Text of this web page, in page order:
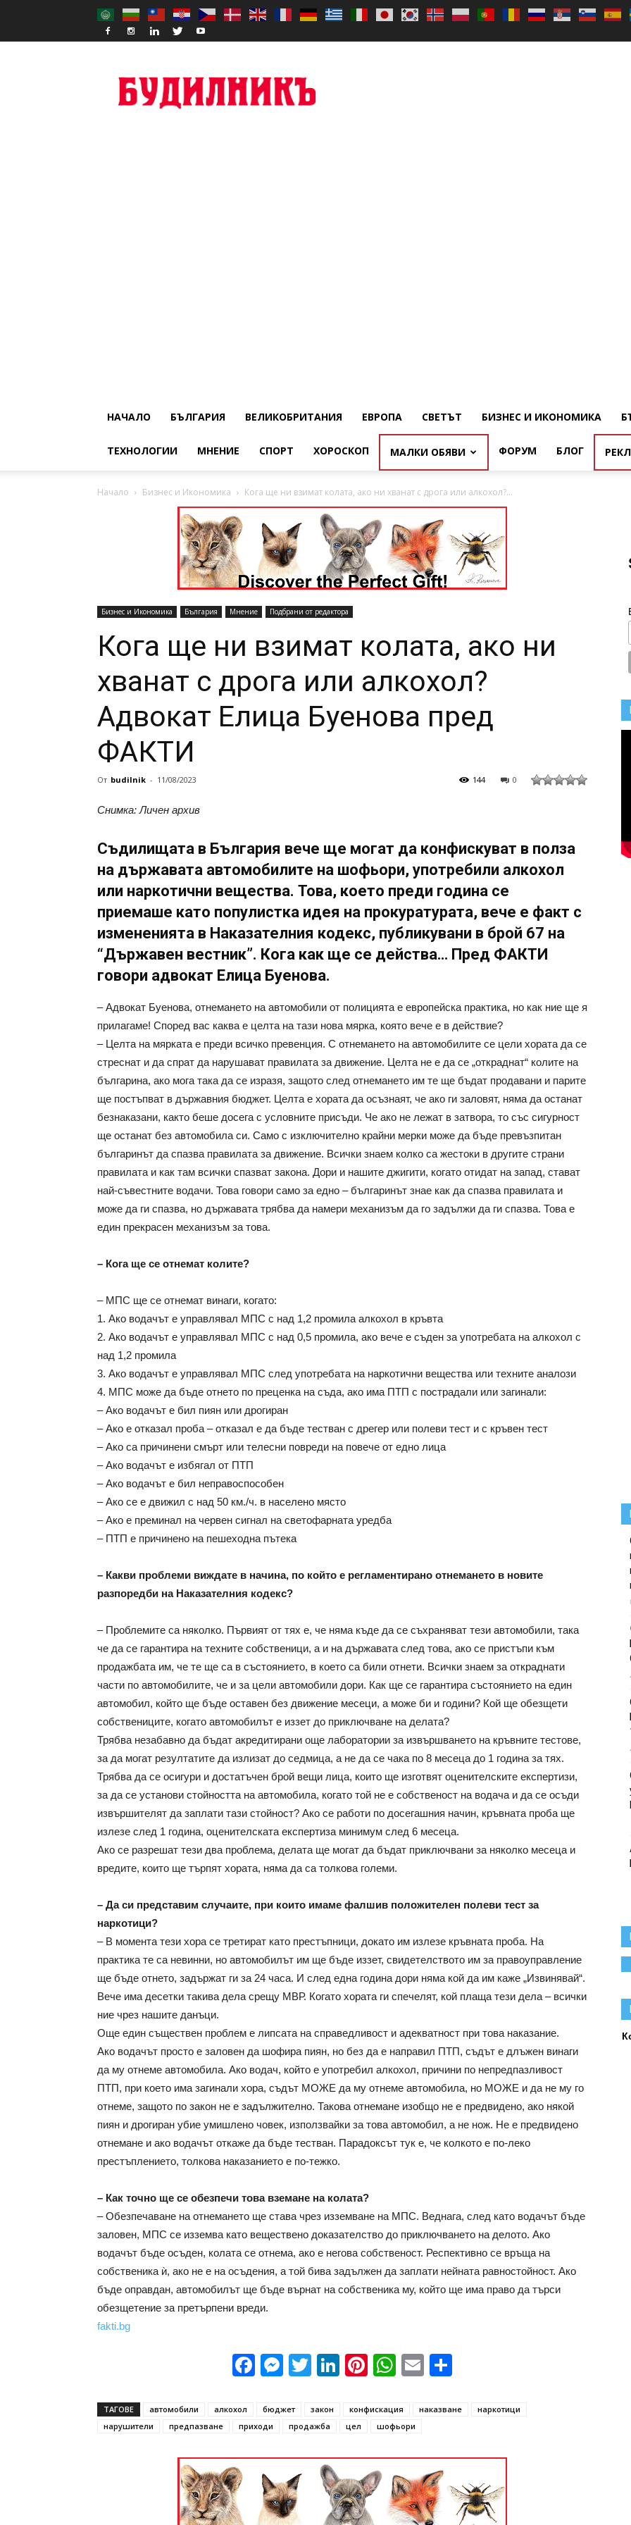
НАЧАЛО БЪЛГАРИЯ ВЕЛИКОБРИТАНИЯ ЕВРОПА СВЕТЪТ БИЗНЕС И ИКОНОМИКА
ТЕХНОЛОГИИ МНЕНИЕ СПОРТ ХОРОСКОП МАЛКИ ОБЯВИ ФОРУМ БЛОГ
Начало Бизнес и Икономика Кога ще ни взимат колата, ако ни хванат с дрога или алкохол?...
Бизнес и Икономика България Мнение Подбрани от редактора
Кога ще ни взимат колата, ако ни
хванат с дрога или алкохол?
Адвокат Елица Буенова пред
ФАКТИ
От budilnik - 11/08/2023 0
144
Снимка: Личен архив
Съдилищата в България вече ще могат да конфискуват в полза
на държавата автомобилите на шофьори, употребили алкохол
или наркотични вещества. Това, което преди година се
приемаше като популистка идея на прокуратурата, вече е факт с
измененията в Наказателния кодекс, публикувани в брой 67 на
“Държавен вестник”. Кога как ще се действа… Пред ФАКТИ
говори адвокат Елица Буенова.
– Адвокат Буенова, отнемането на автомобили от полицията е европейска практика, но как ние ще я
прилагаме! Според вас каква е целта на тази нова мярка, която вече е в действие?
– Целта на мярката е преди всичко превенция. С отнемането на автомобилите се цели хората да се
стреснат и да спрат да нарушават правилата за движение. Целта не е да се „откраднат“ колите на
българина, ако мога така да се изразя, защото след отнемането им те ще бъдат продавани и парите
ще постъпват в държавния бюджет. Целта е хората да осъзнаят, че ако ги заловят, няма да останат
безнаказани, както беше досега с условните присъди. Че ако не лежат в затвора, то със сигурност
ще останат без автомобила си. Само с изключително крайни мерки може да бъде превъзпитан
българинът да спазва правилата за движение. Всички знаем колко са жестоки в другите страни
правилата и как там всички спазват закона. Дори и нашите джигити, когато отидат на запад, стават
най-съвестните водачи. Това говори само за едно – българинът знае как да спазва правилата и
може да ги спазва, но държавата трябва да намери механизъм да го задължи да ги спазва. Това е
един прекрасен механизъм за това.
– Кога ще се отнемат колите?
– МПС ще се отнемат винаги, когато:
1. Ако водачът е управлявал МПС с над 1,2 промила алкохол в кръвта
2. Ако водачът е управлявал МПС с над 0,5 промила, ако вече е съден за употребата на алкохол с
над 1,2 промила
3. Ако водачът е управлявал МПС след употребата на наркотични вещества или техните аналози
4. МПС може да бъде отнето по преценка на съда, ако има ПТП с пострадали или загинали:
– Ако водачът е бил пиян или дрогиран
– Ако е отказал проба – отказал е да бъде тестван с дрегер или полеви тест и с кръвен тест
– Ако са причинени смърт или телесни повреди на повече от едно лица
– Ако водачът е избягал от ПТП
– Ако водачът е бил неправоспособен
– Ако се е движил с над 50 км./ч. в населено място
– Ако е преминал на червен сигнал на светофарната уредба
– ПТП е причинено на пешеходна пътека
– Какви проблеми виждате в начина, по който е регламентирано отнемането в новите
разпоредби на Наказателния кодекс?
– Проблемите са няколко. Първият от тях е, че няма къде да се съхраняват тези автомобили, така
че да се гарантира на техните собственици, а и на държавата след това, ако се пристъпи към
продажбата им, че те ще са в състоянието, в което са били отнети. Всички знаем за откраднати
части по автомобилите, че и за цели автомобили дори. Как ще се гарантира състоянието на един
автомобил, който ще бъде оставен без движение месеци, а може би и години? Кой ще обезщети
собствениците, когато автомобилът е иззет до приключване на делата?
Трябва незабавно да бъдат акредитирани още лаборатории за извършването на кръвните тестове,
за да могат резултатите да излизат до седмица, а не да се чака по 8 месеца до 1 година за тях.
Трябва да се осигури и достатъчен брой вещи лица, които ще изготвят оценителските експертизи,
за да се установи стойността на автомобила, когато той не е собственост на водача и да се осъди
извършителят да заплати тази стойност? Ако се работи по досегашния начин, кръвната проба ще
излезе след 1 година, оценителската експертиза минимум след 6 месеца.
Ако се разрешат тези два проблема, делата ще могат да бъдат приключвани за няколко месеца и
вредите, които ще търпят хората, няма да са толкова големи.
– Да си представим случаите, при които имаме фалшив положителен полеви тест за
наркотици?
– В момента тези хора се третират като престъпници, докато им излезе кръвната проба. На
практика те са невинни, но автомобилът им ще бъде иззет, свидетелството им за правоуправление
ще бъде отнето, задържат ги за 24 часа. И след една година дори няма кой да им каже „Извинявай“.
Вече има десетки такива дела срещу МВР. Когато хората ги спечелят, кой плаща тези дела – всички
ние чрез нашите данъци.
Още един съществен проблем е липсата на справедливост и адекватност при това наказание.
Ако водачът просто е заловен да шофира пиян, но без да е направил ПТП, съдът е длъжен винаги
да му отнеме автомобила. Ако водач, който е употребил алкохол, причини по непредпазливост
ПТП, при което има загинали хора, съдът МОЖЕ да му отнеме автомобила, но МОЖЕ и да не му го
отнеме, защото по закон не е задължително. Такова отнемане изобщо не е предвидено, ако някой
пиян и дрогиран убие умишлено човек, използвайки за това автомобил, а не нож. Не е предвидено
отнемане и ако водачът откаже да бъде тестван. Парадоксът тук е, че колкото е по-леко
престъплението, толкова наказанието е по-тежко.
– Как точно ще се обезпечи това вземане на колата?
– Обезпечаване на отнемането ще става чрез изземване на МПС. Веднага, след като водачът бъде
заловен, МПС се изземва като веществено доказателство до приключването на делото. Ако
водачът бъде осъден, колата се отнема, ако е негова собственост. Респективно се връща на
собственика ѝ, ако не е на осъдения, а той бива задължен да заплати нейната равностойност. Ако
бъде оправдан, автомобилът ще бъде върнат на собственика му, който ще има право да търси
обезщетение за претърпени вреди.
fakti.bg
Facebook
Messenger
Twitter
LinkedIn
Pinterest
WhatsApp
Email
ТАГОВЕ автомобили алкохол бюджет закон конфискация наказване
наркотици
нарушители
предпазване приходи продажба цел шофьори